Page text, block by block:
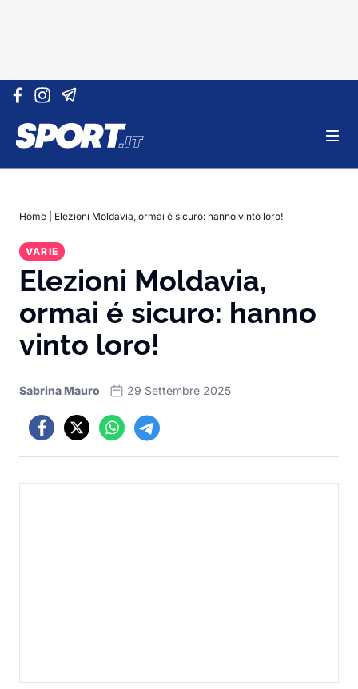
Vai al contenuto
Home Elezioni Moldavia, ormai é sicuro: hanno vinto loro!
VARIE
Elezioni Moldavia,
ormai é sicuro: hanno
vinto loro!
Sabrina Mauro 29 Settembre 2025